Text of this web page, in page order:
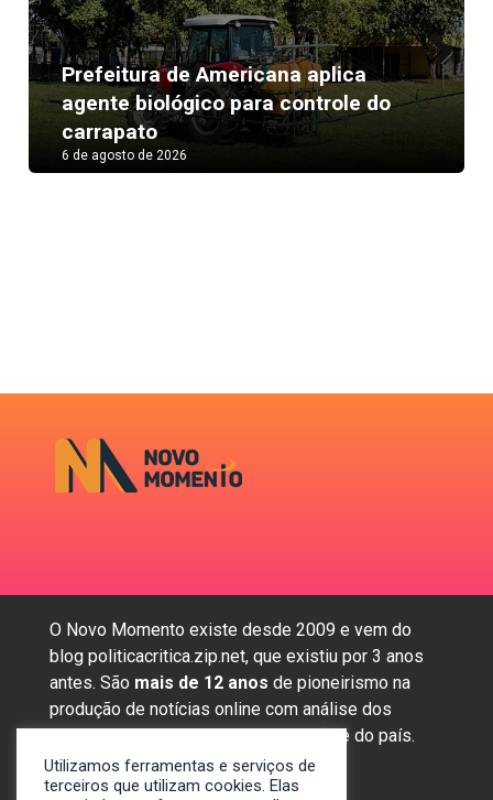
Prefeitura de Americana aplica
agente biológico para controle do
carrapato
6 de agosto de 2026
Next
O Novo Momento existe desde 2009 e vem do
blog politicacritica.zip.net, que existiu por 3 anos
antes. São mais de 12 anos de pioneirismo na
produção de notícias online com análise dos
assuntos mais importantes da região e do país.
Utilizamos ferramentas e serviços de
terceiros que utilizam cookies. Elas